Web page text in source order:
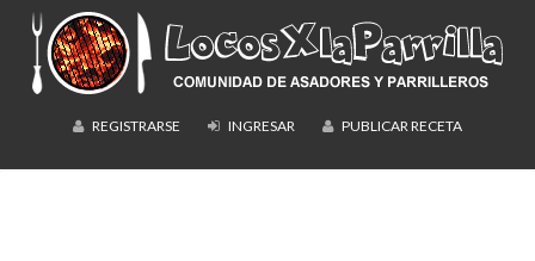
REGISTRARSE INGRESAR PUBLICAR RECETA